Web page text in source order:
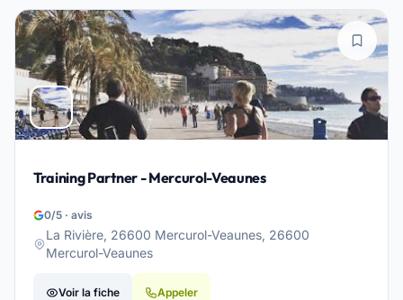
Training Partner - Mercurol-Veaunes
0/5 · avis
La Rivière, 26600 Mercurol-Veaunes, 26600
Mercurol-Veaunes
Voir la fiche Appeler